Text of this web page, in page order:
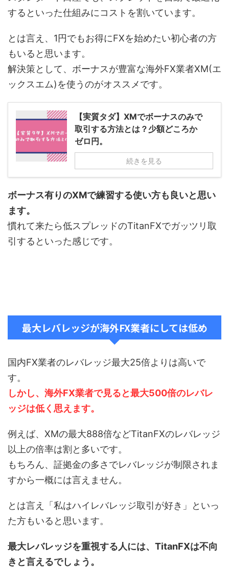
するといった仕組みにコストを割いています。
とは言え、1円でもお得にFXを始めたい初心者の方
もいると思います。
解決策として、ボーナスが豊富な海外FX業者XM(エ
ックスエム)を使うのがオススメです。
【実質タダ】XMでボーナスのみで
取引する方法とは？少額どころか
ゼロ円。
続きを見る
ボーナス有りのXMで練習する使い方も良いと思い
ます。
慣れて来たら低スプレッドのTitanFXでガッツリ取
引するといった感じです。
最大レバレッジが海外FX業者にしては低め
国内FX業者のレバレッジ最大25倍よりは高いで
す。
しかし、海外FX業者で見ると最大500倍のレバレ
ッジは低く思えます。
例えば、XMの最大888倍などTitanFXのレバレッジ
以上の倍率は割と多いです。
もちろん、証拠金の多さでレバレッジが制限されま
すから一概には言えません。
とは言え「私はハイレバレッジ取引が好き」といっ
た方もいると思います。
最大レバレッジを重視する人には、TitanFXは不向
きと言えるでしょう。